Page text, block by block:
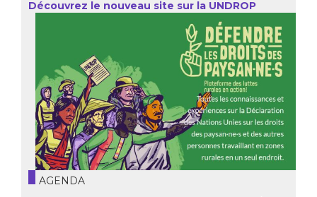
Découvrez le nouveau site sur la UNDROP
AGENDA